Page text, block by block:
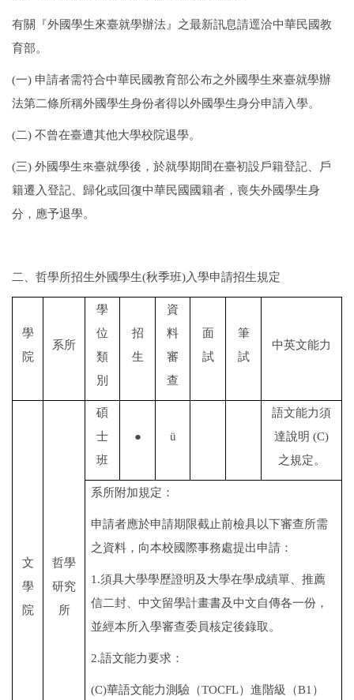
有關『外國學生來臺就學辦法』之最新訊息請逕洽中華民國教
育部。
(一) 申請者需符合中華民國教育部公布之外國學生來臺就學辦
法第二條所稱外國學生身份者得以外國學生身分申請入學。
(二) 不曾在臺遭其他大學校院退學。
(三) 外國學生來臺就學後，於就學期間在臺初設戶籍登記、戶
籍遷入登記、歸化或回復中華民國國籍者，喪失外國學生身
分，應予退學。
二、哲學所招生外國學生(秋季班)入學申請招生規定
學
院
系所
學
位
類
別
招
生
資
料
審
查
面
試
筆
試
中英文能力
文
學
院
哲學
研究
所
碩
士
班
● ü
語文能力須
達說明 (C)
之規定。
系所附加規定：
申請者應於申請期限截止前檢具以下審查所需
之資料，向本校國際事務處提出申請：
1.須具大學學歷證明及大學在學成績單、推薦
信二封、中文留學計畫書及中文自傳各一份，
並經本所入學審查委員核定後錄取。
2.語文能力要求：
(C)華語文能力測驗（TOCFL）進階級（B1 ）